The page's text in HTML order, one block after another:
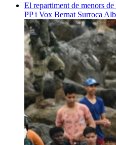
El repartiment de menors
PP i Vox Bernat Surroca